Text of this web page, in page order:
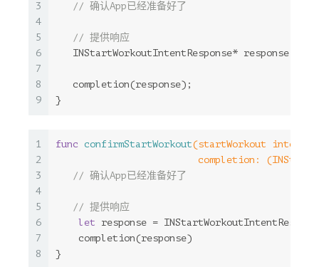
3
4
5
6
7
8
9
// 确认App已经准备好了
// 提供响应
INStartWorkoutIntentResponse* response =
   completion(response);
}
1
2
3
4
5
6
7
8
func confirmStartWorkout(startWorkout intent:
                         completion:
// 确认App已经准备好了
// 提供响应
let response =
    completion(response)
}